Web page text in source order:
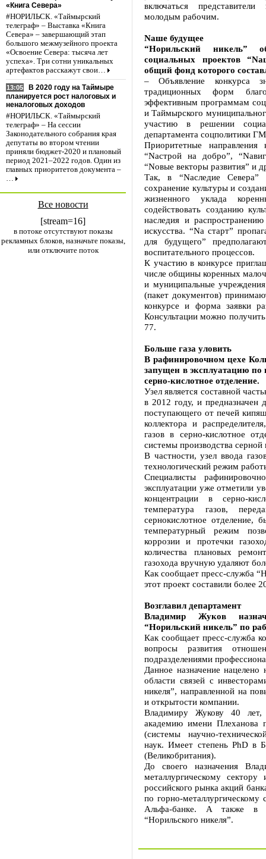
«Книга Севера»
#НОРИЛЬСК. «Таймырский
телеграф» – Выставка «Книга
Севера» – завершающий этап
большого межмузейного проекта
«Освоение Севера: тысяча лет
успеха». Три сотни уникальных
артефактов расскажут свои…
13:05
В 2020 году на Таймыре
планируется рост налоговых и
неналоговых доходов
#НОРИЛЬСК. «Таймырский
телеграф» – На сессии
Законодательного собрания края
депутаты во втором чтении
приняли бюджет-2020 и плановый
период 2021–2022 годов. Один из
главных приоритетов документа –
…
Все новости
[stream=16]
в потоке отсутствуют показы
рекламных блоков, назначьте показы,
или отключите поток
включаться
молодым рабочим.
Nаше будущее
“Норильский никель”
социальных проектов
общий фонд которого
– Объявление конкурса
традиционных форм
эффективным программам
и Таймырского
участию в решении
департамента соцполитики
Приоритетные
“Nастрой на добро”,
“Nовые векторы развития” и
Так, в “Nаследие Севера”
сохранение культуры и
жизненного уклада
содействовать созданию
наследия и
искусства. “Nа старт”
для будущего”
воспитательного процессов.
К участию в конкурсе
числе общины коренных
и муниципальные
(пакет документов)
конкурсе и форма заявки
Консультации можно
77.
Больше газа уловить
В рафинировочном цехе
запущен в эксплуатацию по
серно-кислотное отделение.
Узел является составной
в 2012 году, и предназначен
поступающего от печей
коллектора и
газов в серно-кислотное
системы производства серной
В частности, узел ввода
технологический режим
Специалисты
эксплуатации уже отметили
концентрации в серно-
температура газов,
сернокислотное отделение,
температурный режим
коррозии и протечки
количества плановых
газохода вручную удаляют
Как сообщает пресс-служба
этот проект составили более
Возглавил департамент
Владимир Жуков
“Норильский никель” по
Как сообщает пресс-служба
вопросы развития
подразделениями
Данное назначение
области связей с
никеля”, направленной на
и открытости компании.
Владимиру Жукову 40 лет,
академию имени Плеханова
(системы научно-
наук. Имеет степень PhD в
(Великобритания).
До своего назначения
металлургическому
российского рынка акций
по горно-
Альфа-банке. А также в
“Норильского никеля”.